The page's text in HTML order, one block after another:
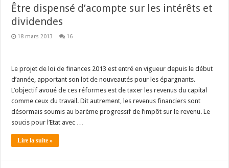
Être dispensé d’acompte sur les intérêts et
dividendes
18 mars 2013 16
Le projet de loi de finances 2013 est entré en vigueur depuis le début
d’année, apportant son lot de nouveautés pour les épargnants.
L’objectif avoué de ces réformes est de taxer les revenus du capital
comme ceux du travail. Dit autrement, les revenus financiers sont
désormais soumis au barème progressif de l’impôt sur le revenu. Le
soucis pour l’Etat avec …
Lire la suite »